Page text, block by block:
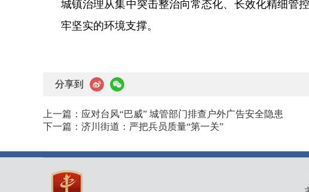
城镇治理从集中突击整治向常态化、长效化精细管
牢坚实的环境支撑。
分享到
上一篇： 应对台风“巴威” 城管部门排查户外广告安全隐患
下一篇： 济川街道：严把兵员质量“第一关”